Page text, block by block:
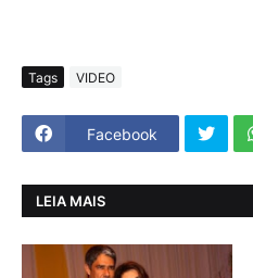
Tags VIDEO
Facebook
LEIA MAIS